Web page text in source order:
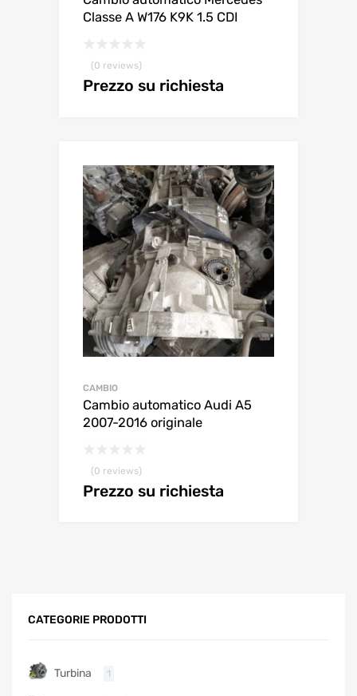
Classe A W176 K9K 1.5 CDI
(0 reviews)
Prezzo su richiesta
CAMBIO
Cambio automatico Audi A5
2007-2016 originale
(0 reviews)
Prezzo su richiesta
CATEGORIE PRODOTTI
Turbina 1